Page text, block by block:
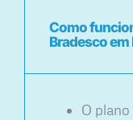
Como
Bradesco em
O